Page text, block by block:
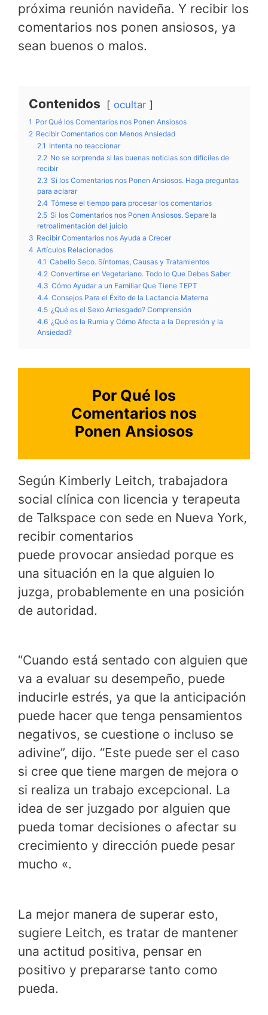
próxima reunión navideña. Y recibir los
comentarios nos ponen ansiosos, ya
sean buenos o malos.
Contenidos ocultar
1 Por Qué los Comentarios nos Ponen Ansiosos
2 Recibir Comentarios con Menos Ansiedad
2.1 Intenta no reaccionar
2.2 No se sorprenda si las buenas noticias son difíciles de
recibir
2.3 Si los Comentarios nos Ponen Ansiosos. Haga preguntas
para aclarar
2.4 Tómese el tiempo para procesar los comentarios
2.5 Si los Comentarios nos Ponen Ansiosos. Separe la
retroalimentación del juicio
3 Recibir Comentarios nos Ayuda a Crecer
4 Artículos Relacionados
4.1 Cabello Seco. Síntomas, Causas y Tratamientos
4.2 Convertirse en Vegetariano. Todo lo Que Debes Saber
4.3 Cómo Ayudar a un Familiar Que Tiene TEPT
4.4 Consejos Para el Éxito de la Lactancia Materna
4.5 ¿Qué es el Sexo Arriesgado? Comprensión
4.6 ¿Qué es la Rumia y Cómo Afecta a la Depresión y la
Ansiedad?
Por Qué los
Comentarios nos
Ponen Ansiosos
Según Kimberly Leitch, trabajadora
social clínica con licencia y terapeuta
de Talkspace con sede en Nueva York,
recibir comentarios
puede provocar ansiedad porque es
una situación en la que alguien lo
juzga, probablemente en una posición
de autoridad.
“Cuando está sentado con alguien que
va a evaluar su desempeño, puede
inducirle estrés, ya que la anticipación
puede hacer que tenga pensamientos
negativos, se cuestione o incluso se
adivine”, dijo. “Este puede ser el caso
si cree que tiene margen de mejora o
si realiza un trabajo excepcional. La
idea de ser juzgado por alguien que
pueda tomar decisiones o afectar su
crecimiento y dirección puede pesar
mucho «.
La mejor manera de superar esto,
sugiere Leitch, es tratar de mantener
una actitud positiva, pensar en
positivo y prepararse tanto como
pueda.